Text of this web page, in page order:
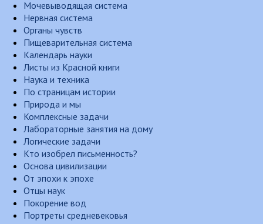
Мочевыводящая система
Нервная система
Органы чувств
Пищеварительная система
Календарь науки
Листы из Красной книги
Наука и техника
По страницам истории
Природа и мы
Комплексные задачи
Лабораторные занятия на дому
Логические задачи
Кто изобрел письменность?
Основа цивилизации
От эпохи к эпохе
Отцы наук
Покорение вод
Портреты средневековья